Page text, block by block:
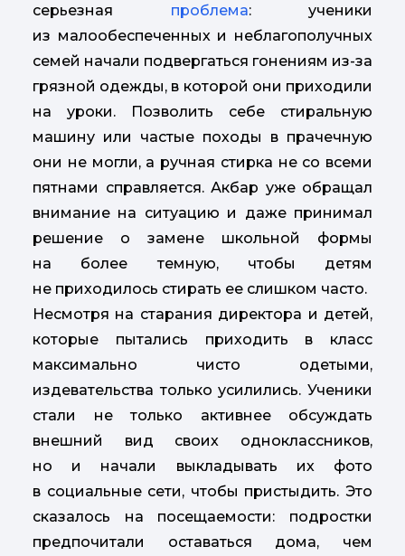
серьезная проблема: ученики
из малообеспеченных и неблагополучных
семей начали подвергаться гонениям из-за
грязной одежды, в которой они приходили
на уроки. Позволить себе стиральную
машину или частые походы в прачечную
они не могли, а ручная стирка не со всеми
пятнами справляется. Акбар уже обращал
внимание на ситуацию и даже принимал
решение о замене школьной формы
на более темную, чтобы детям
не приходилось стирать ее слишком часто.
Несмотря на старания директора и детей,
которые пытались приходить в класс
максимально чисто одетыми,
издевательства только усилились. Ученики
стали не только активнее обсуждать
внешний вид своих одноклассников,
но и начали выкладывать их фото
в социальные сети, чтобы пристыдить. Это
сказалось на посещаемости: подростки
предпочитали оставаться дома, чем